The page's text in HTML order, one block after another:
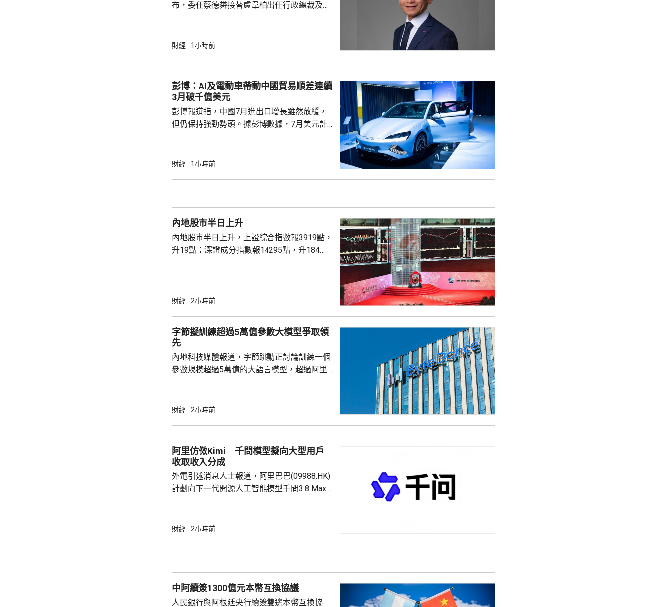
布，委任蔡德粦接替盧韋柏出任行政總裁及執
董事長顧問，為期一年。 56歲的蔡德粦是資
驗。蔡德粦現時為玩具「反」斗城亞洲行政總
裁，透過輕資產模式推動業務轉型，拓展品牌
財經 1小時前
彭博：AI及電動車帶動中國貿易順差連續
3月破千億美元
彭博報道指，中國7月進出口增長雖然放緩，
但仍保持強勁勢頭。據彭博數據，7月美元計
27.5%，貿易順差達1125億美元，連續第3個
和內需疲軟帶來的增長壓力。中國出口已連續
第4個月保持兩位數增長，進...
財經 1小時前
內地股市半日上升
內地股市半日上升，上證綜合指數報3919點，
升19點；深證成分指數報14295點，升184
財經 2小時前
字節擬訓練超過5萬億參數大模型爭取領
先
內地科技媒體報道，字節跳動正討論訓練一個
參數規模超過5萬億的大語言模型，超過阿里
模型。計劃仍處早期階段，最終未必發布。 報
位置。字節創辦人張一鳴近日在Seed全體員
工大會表態，可接受模型短期內落後於行業，
但要以追求智能上...
財經 2小時前
阿里仿傚Kimi 千問模型擬向大型用戶
收取收入分成
外電引述消息人士報道，阿里巴巴(09988.HK)
計劃向下一代開源人工智能模型千問3.8 Max
與Kimi K3類似，反映內地AI企業正逐步形成
化 Kimi K3分成最高30% 千問3.8 Max...
財經 2小時前
中阿續簽1300億元本幣互換協議
人民銀行與阿根廷央行續簽雙邊本幣互換協